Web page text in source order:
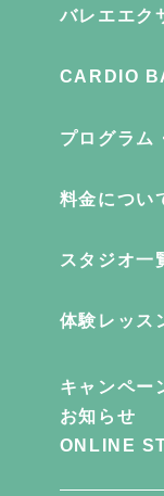
バレエエク
CARDIO
プログラム
料金につい
スタジオ一
体験レッス
キャンペー
お知らせ
ONLINE